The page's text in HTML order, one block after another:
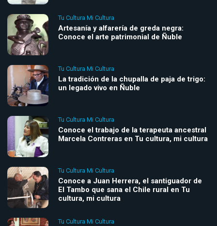
Tu Cultura Mi Cultura
Artesanía y alfarería de greda negra:
Conoce el arte patrimonial de Ñuble
Tu Cultura Mi Cultura
La tradición de la chupalla de paja de trigo:
un legado vivo en Ñuble
Tu Cultura Mi Cultura
Conoce el trabajo de la terapeuta ancestral
Marcela Contreras en Tu cultura, mi cultura
Tu Cultura Mi Cultura
Conoce a Juan Herrera, el santiguador de
El Tambo que sana el Chile rural en Tu
cultura, mi cultura
Tu Cultura Mi Cultura